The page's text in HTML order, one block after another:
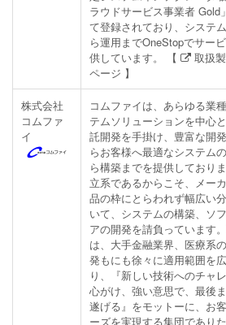
ラウドサービス事業者 Gold
て登録されており、システ
ら運用までOneStopでサー
供しています。 【
取扱
ページ 】
株式会社
コムファ
イ
コムファイは、あらゆる業
テムソリューションを中心
託開発を手掛け、豊富な開
らお客様へ最適なシステム
ら構築までを提供しており
立系であるからこそ、メー
品の枠にとらわれず幅広い
いて、システムの構築、ソ
アの開発を請負っています
は、大手金融業界、医療系
発もにも徐々に適用範囲を
り、『新しい技術へのチャ
心がけ、強い意思で、最後
遂げる』をモットーに、お
ーズを実現する集団であり